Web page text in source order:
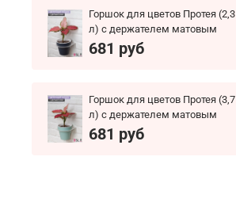
Горшок для цветов Протея (2,3
л) с держателем матовым
681 руб
Горшок для цветов Протея (3,7
л) с держателем матовым
681 руб